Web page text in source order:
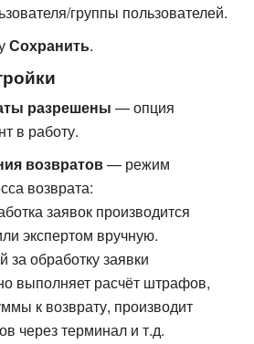
группы пользователей.
Сохранить.
разрешены — опция
в работу.
возвратов— режим
возврата:
заявок производится
экспертом вручную.
за обработку заявки
выполняет расчёт штрафов,
к возврату, производит
через терминал и т.д.